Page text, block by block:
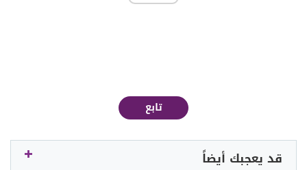
تابع
قد يعجبك أيضاً